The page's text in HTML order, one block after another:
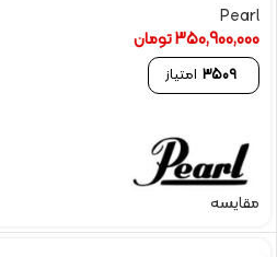
Pearl
350,900,000تومان
3509 امتیاز
مقایسه